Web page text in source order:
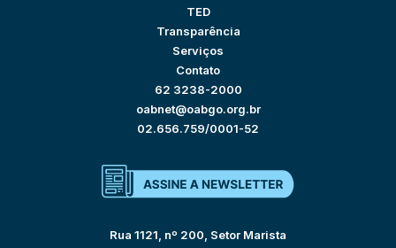
TED
Transparência
Serviços
Contato
62 3238-2000
oabnet@oabgo.org.br
02.656.759/0001-52
Rua 1121, nº 200, Setor Marista